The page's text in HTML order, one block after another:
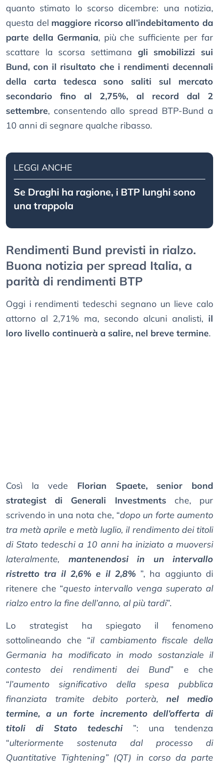
quanto stimato lo scorso dicembre: una notizia,
questa del maggiore ricorso all’indebitamento da
parte della Germania, più che sufficiente per far
scattare la scorsa settimana gli smobilizzi sui
Bund, con il risultato che i rendimenti decennali
della carta tedesca sono saliti sul mercato
secondario fino al 2,75%, al record dal 2
settembre, consentendo allo spread BTP-Bund a
10 anni di segnare qualche ribasso.
LEGGI ANCHE
Se Draghi ha ragione, i BTP lunghi sono
una trappola
Rendimenti Bund previsti in rialzo.
Buona notizia per spread Italia, a
parità di rendimenti BTP
Oggi i rendimenti tedeschi segnano un lieve calo
attorno al 2,71% ma, secondo alcuni analisti, il
loro livello continuerà a salire, nel breve termine.
Così la vede Florian Spaete, senior bond
strategist di Generali Investmentsche, pur
scrivendo in una nota che, “dopo un forte aumento
tra metà aprile e metà luglio, il rendimento dei titoli
di Stato tedeschi a 10 anni ha iniziato a muoversi
lateralmente, mantenendosi in un intervallo
ristretto tra il 2,6% e il 2,8% ”, ha aggiunto di
ritenere che “questo intervallo venga superato al
rialzo entro la fine dell’anno, al più tardi”.
Lo strategist ha spiegato il fenomeno
sottolineando che “il cambiamento fiscale della
Germania ha modificato in modo sostanziale il
contesto dei rendimenti dei Bund” e che
“l’aumento significativo della spesa pubblica
finanziata tramite debito porterà,nel medio
termine, a un forte incremento dell’offerta di
titoli di Stato tedeschi
”: una tendenza
“ulteriormente sostenuta dal processo di
Quantitative Tightening” (QT) in corso da parte